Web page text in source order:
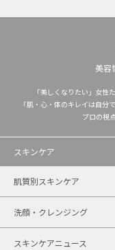
美容
「美しくなりたい」女性
「肌・心・体のキレイは自
プロの視
スキンケア
肌質別スキンケア
洗顔・クレンジング
スキンケアニュース